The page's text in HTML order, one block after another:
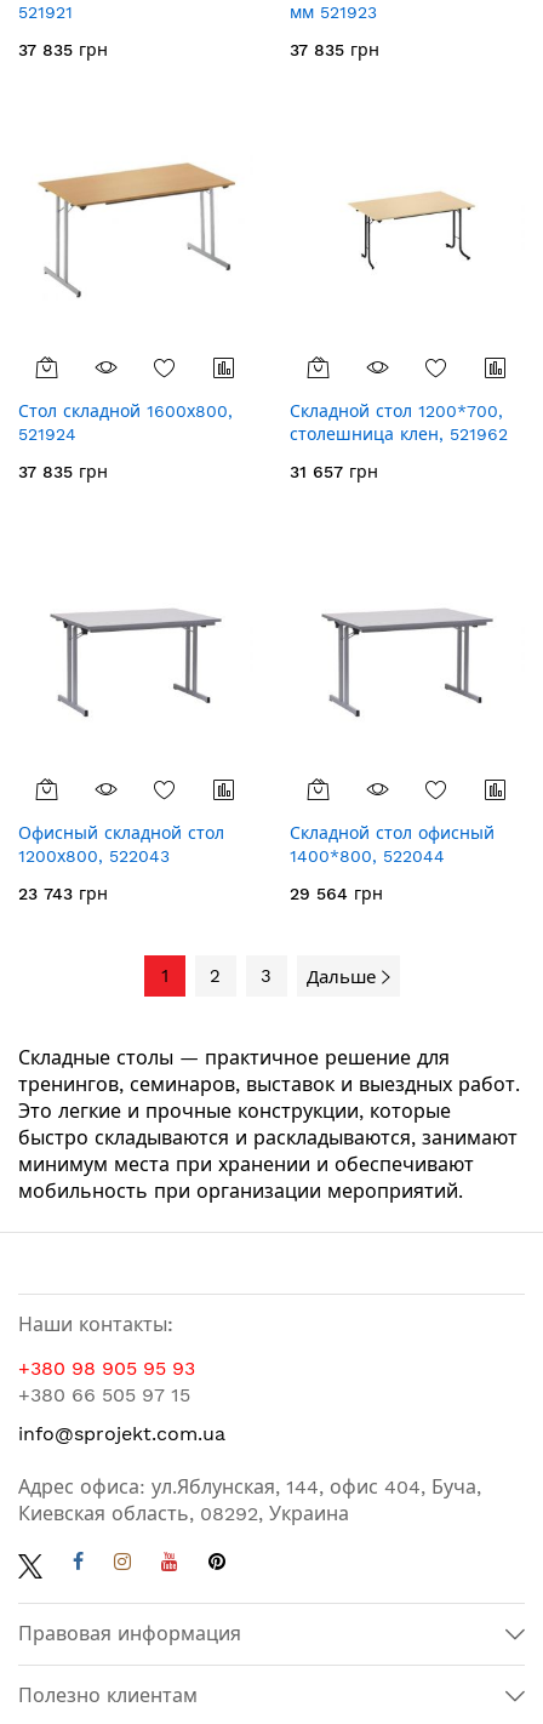
521921
37 835 грн
мм 521923
37 835 грн
Стол складной 1600х800,
521924
37 835 грн
Складной стол 1200*700,
столешница клен, 521962
31 657 грн
Офисный складной стол
1200х800, 522043
23 743 грн
Складной стол офисный
1400*800, 522044
29 564 грн
1 2 3 Дальше
Складные столы — практичное решение для
тренингов, семинаров, выставок и выездных работ.
Это легкие и прочные конструкции, которые
быстро складываются и раскладываются, занимают
минимум места при хранении и обеспечивают
мобильность при организации мероприятий.
Наши контакты:
+380 98 905 95 93
+380 66 505 97 15
info@sprojekt.com.ua
Адрес офиса: ул.Яблунская, 144, офис 404, Буча,
Киевская область, 08292, Украина
Правовая информация
Полезно клиентам